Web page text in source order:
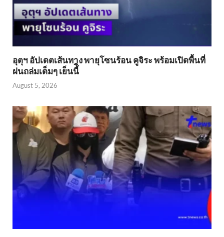
อุตุฯ อัปเดตเส้นทาง พายุโซนร้อน คูจิระ พร้อมเปิดพื้นที่
ฝนถล่มเต็มๆ เย็นนี้ิ
August 5, 2026